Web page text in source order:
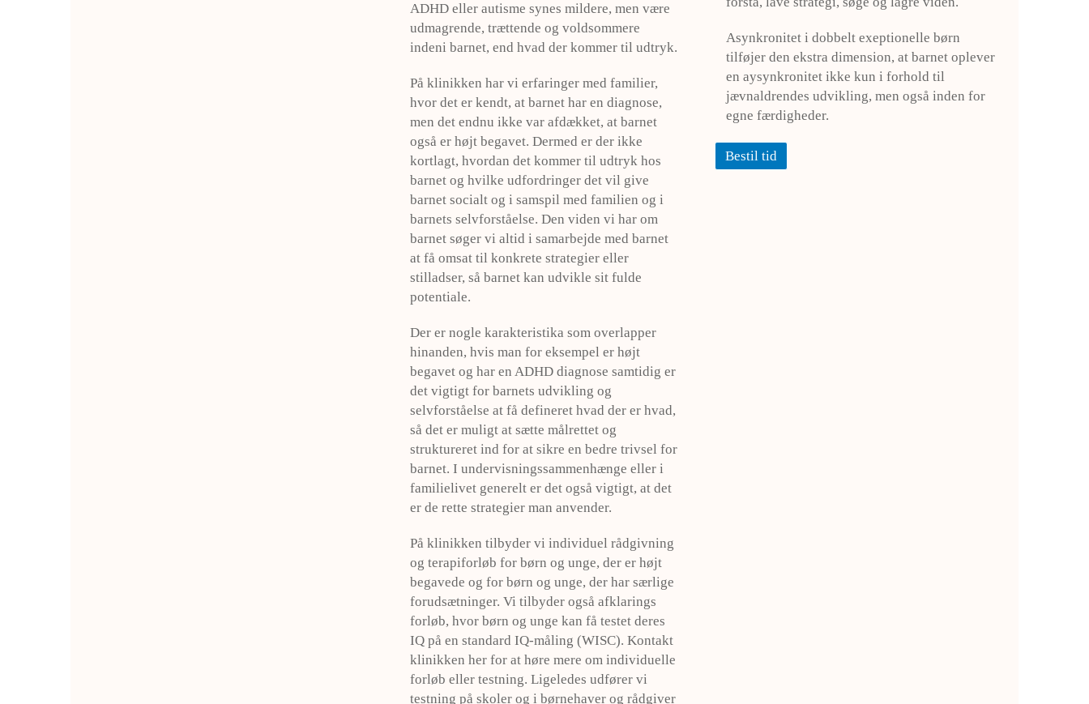
ADHD eller autisme synes mildere, men være
udmagrende, trættende og voldsommere
indeni barnet, end hvad der kommer til udtryk.
På klinikken har vi erfaringer med familier,
hvor det er kendt, at barnet har en diagnose,
men det endnu ikke var afdækket, at barnet
også er højt begavet. Dermed er der ikke
kortlagt, hvordan det kommer til udtryk hos
barnet og hvilke udfordringer det vil give
barnet socialt og i samspil med familien og i
barnets selvforståelse. Den viden vi har om
barnet søger vi altid i samarbejde med barnet
at få omsat til konkrete strategier eller
stilladser, så barnet kan udvikle sit fulde
potentiale.
Der er nogle karakteristika som overlapper
hinanden, hvis man for eksempel er højt
begavet og har en ADHD diagnose samtidig er
det vigtigt for barnets udvikling og
selvforståelse at få defineret hvad der er hvad,
så det er muligt at sætte målrettet og
struktureret ind for at sikre en bedre trivsel for
barnet. I undervisningssammenhænge eller i
familielivet generelt er det også vigtigt, at det
er de rette strategier man anvender.
På klinikken tilbyder vi individuel rådgivning
og terapiforløb for børn og unge, der er højt
begavede og for børn og unge, der har særlige
forudsætninger. Vi tilbyder også afklarings
forløb, hvor børn og unge kan få testet deres
IQ på en standard IQ-måling (WISC). Kontakt
klinikken her for at høre mere om individuelle
forløb eller testning. Ligeledes udfører vi
testning på skoler og i børnehaver og rådgiver
Asynkronitet i dobbelt exeptionelle børn
tilføjer den ekstra dimension, at barnet oplever
en aysynkronitet ikke kun i forhold til
jævnaldrendes udvikling, men også inden for
egne færdigheder.
Bestil tid